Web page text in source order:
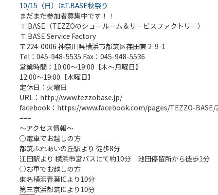
10/15（日）はT.BASE秋祭り
まだまだ参加者募集中です！！
Ｔ.BASE（TEZZOのショールーム＆サービスファクトリー）
Ｔ.BASE Service Factory
〒224-0006 神奈川県横浜市都筑区荏田東 2-9-1
Tel：045-948-5535 Fax：045-948-5536
営業時間：10:00～19:00【木～月曜日】
12:00～19:00【水曜日】
定休日：火曜日
URL：http://www.tezzobase.jp/
facebook：https://www.facebook.com/pages/TEZZO-BASE/
===
～アクセス情報～
○電車でお越しの方
都筑ふれあいの丘駅より 徒歩8分
江田駅より 横浜市営バスにて約10分 池田停留所から徒歩1分
○お車でお越しの方
東名横浜青葉ICより10分
第三京浜都筑ICより10分